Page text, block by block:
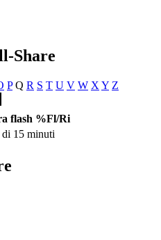
Share
P Q R S T U V W X Y Z
flash %Fl/Ri
15 minuti